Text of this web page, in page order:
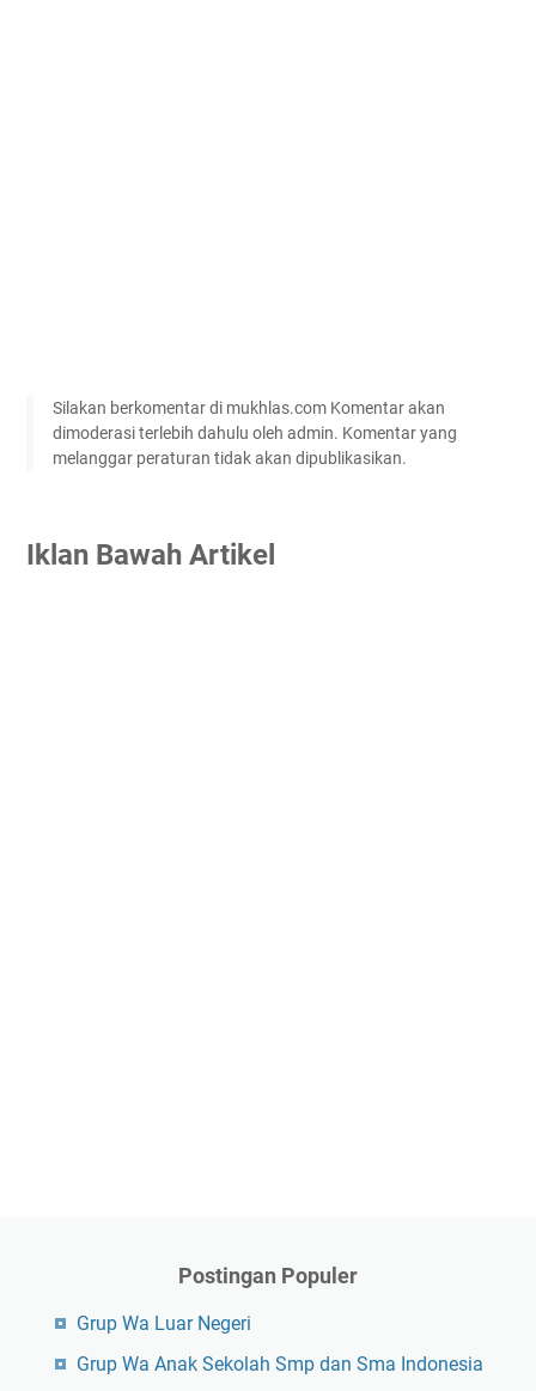
Silakan berkomentar di mukhlas.com Komentar akan
dimoderasi terlebih dahulu oleh admin. Komentar yang
melanggar peraturan tidak akan dipublikasikan.
Iklan Bawah Artikel
Postingan Populer
Grup Wa Luar Negeri
Grup Wa Anak Sekolah Smp dan Sma Indonesia